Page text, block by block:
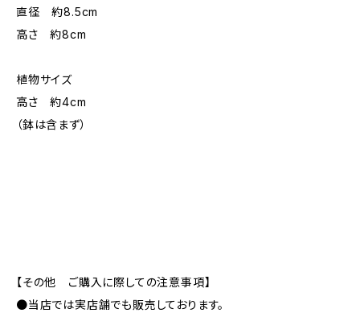
直径 約8.5cm
高さ 約8cm
植物サイズ
高さ 約4cm
（鉢は含まず）
【その他 ご購入に際しての注意事項】
●当店では実店舗でも販売しております。